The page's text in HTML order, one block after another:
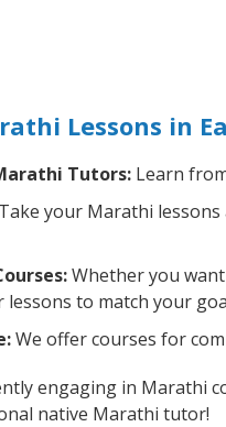
Lessons in
Tutors: Learn
Take your Marathi
Whether you
to match your
We offer courses for
engaging in Marathi
native Marathi tutor!